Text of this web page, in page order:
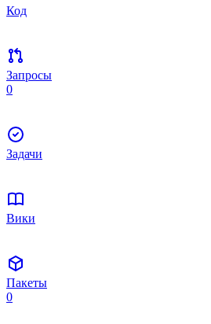
Код
Запросы
0
Задачи
Вики
Пакеты
0